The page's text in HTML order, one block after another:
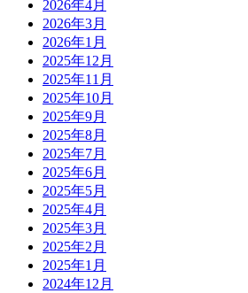
2026年4月
2026年3月
2026年1月
2025年12月
2025年11月
2025年10月
2025年9月
2025年8月
2025年7月
2025年6月
2025年5月
2025年4月
2025年3月
2025年2月
2025年1月
2024年12月